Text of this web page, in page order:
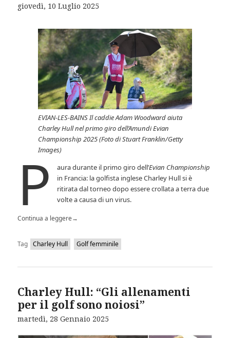
giovedì, 10 Luglio 2025
EVIAN-LES-BAINS Il caddie Adam Woodward aiuta
Charley Hull nel primo giro dell’Amundi Evian
Championship 2025 (Foto di Stuart Franklin/Getty
Images)
P aura durante il primo giro dell’Evian Championship
in Francia: la golfista inglese Charley Hull si è
ritirata dal torneo dopo essere crollata a terra due
volte a causa di un virus.
Continua a leggere→
Tag Charley Hull Golf femminile
Charley Hull: “Gli allenamenti
per il golf sono noiosi”
martedì, 28 Gennaio 2025